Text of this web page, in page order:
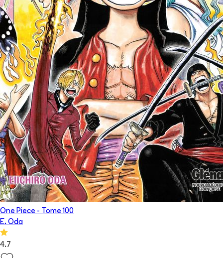
One Piece - Tome 100
E. Oda
4.7